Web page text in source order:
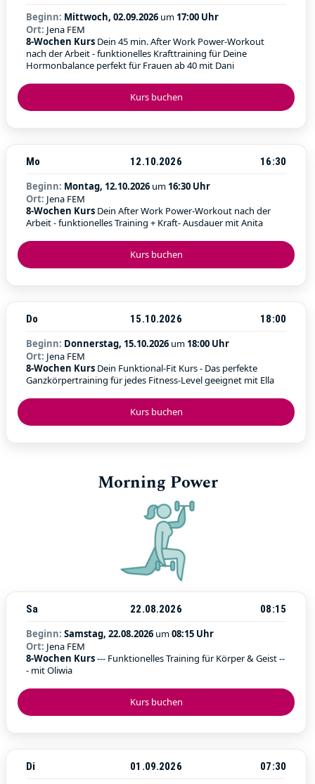
Kurs buchen
Beginn: Mittwoch, 02.09.2026 um 17:00 Uhr
Ort: Jena FEM
8-Wochen Kurs Dein 45 min. After Work Power-Workout
nach der Arbeit - funktionelles Krafttraining für Deine
Hormonbalance perfekt für Frauen ab 40 mit Dani
Kurs buchen
Mo 12.10.2026
16:30
Beginn: Montag, 12.10.2026 um 16:30 Uhr
Ort: Jena FEM
8-Wochen Kurs Dein After Work Power-Workout nach der
Arbeit - funktionelles Training + Kraft- Ausdauer mit Anita
Kurs buchen
Do 15.10.2026
18:00
Beginn: Donnerstag, 15.10.2026 um 18:00 Uhr
Ort: Jena FEM
8-Wochen Kurs Dein Funktional-Fit Kurs - Das perfekte
Ganzkörpertraining für jedes Fitness-Level geeignet mit Ella
Morning Power
Kurs buchen
Sa 22.08.2026
08:15
Beginn: Samstag, 22.08.2026 um08:15 Uhr
Ort: Jena FEM
8-Wochen Kurs--- Funktionelles Training für Körper & Geist --
- mit Oliwia
Di 01.09.2026
07:30